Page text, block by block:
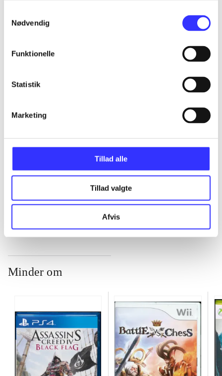
Nødvendig
Funktionelle
Statistik
Marketing
Tillad alle
Tillad valgte
Afvis
Assassin's creed - birth of new world - the
American saga
Gå til serien
Assassin's creed III
Minder om